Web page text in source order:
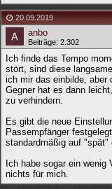
20.09.2019
anbo
Beiträge: 2.302
Ich finde das Tempo
stört, sind diese
ich mir das einbilde, aber
Gegner hat es dann
zu verhindern.
Es gibt die neue
Passempfänger
standardmäßig auf
Ich habe sogar ein
nichts für mich.